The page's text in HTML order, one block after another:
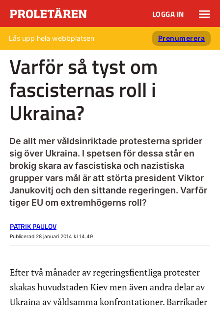
LOGGA IN
Lås upp hela webbplatsen Prenumerera
Varför så tyst om
fascisternas roll i
Ukraina?
De allt mer våldsinriktade protesterna sprider
sig över Ukraina. I spetsen för dessa står en
brokig skara av fascistiska och nazistiska
grupper vars mål är att störta president Viktor
Janukovitj och den sittande regeringen. Varför
tiger EU om extremhögerns roll?
PATRIK PAULOV
Publicerad 28 januari 2014 kl 14.49
Efter två månader av regeringsfientliga protester
skakas huvudstaden Kiev men även andra delar av
Ukraina av våldsamma konfrontationer. Barrikader